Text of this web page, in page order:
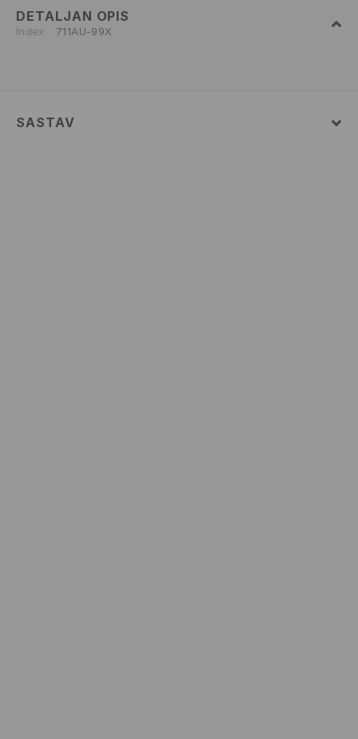
DETALJAN OPIS
Index 711AU-99X
SASTAV